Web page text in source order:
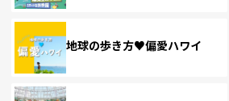
地球の歩き方♥偏愛ハワイ